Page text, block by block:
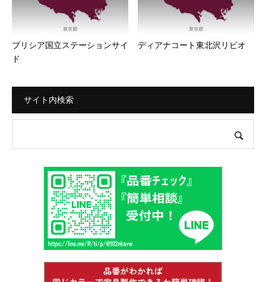
ブリシア国立ステーションサイ
ド
ディアナコート東北沢リビオ
サイト内検索